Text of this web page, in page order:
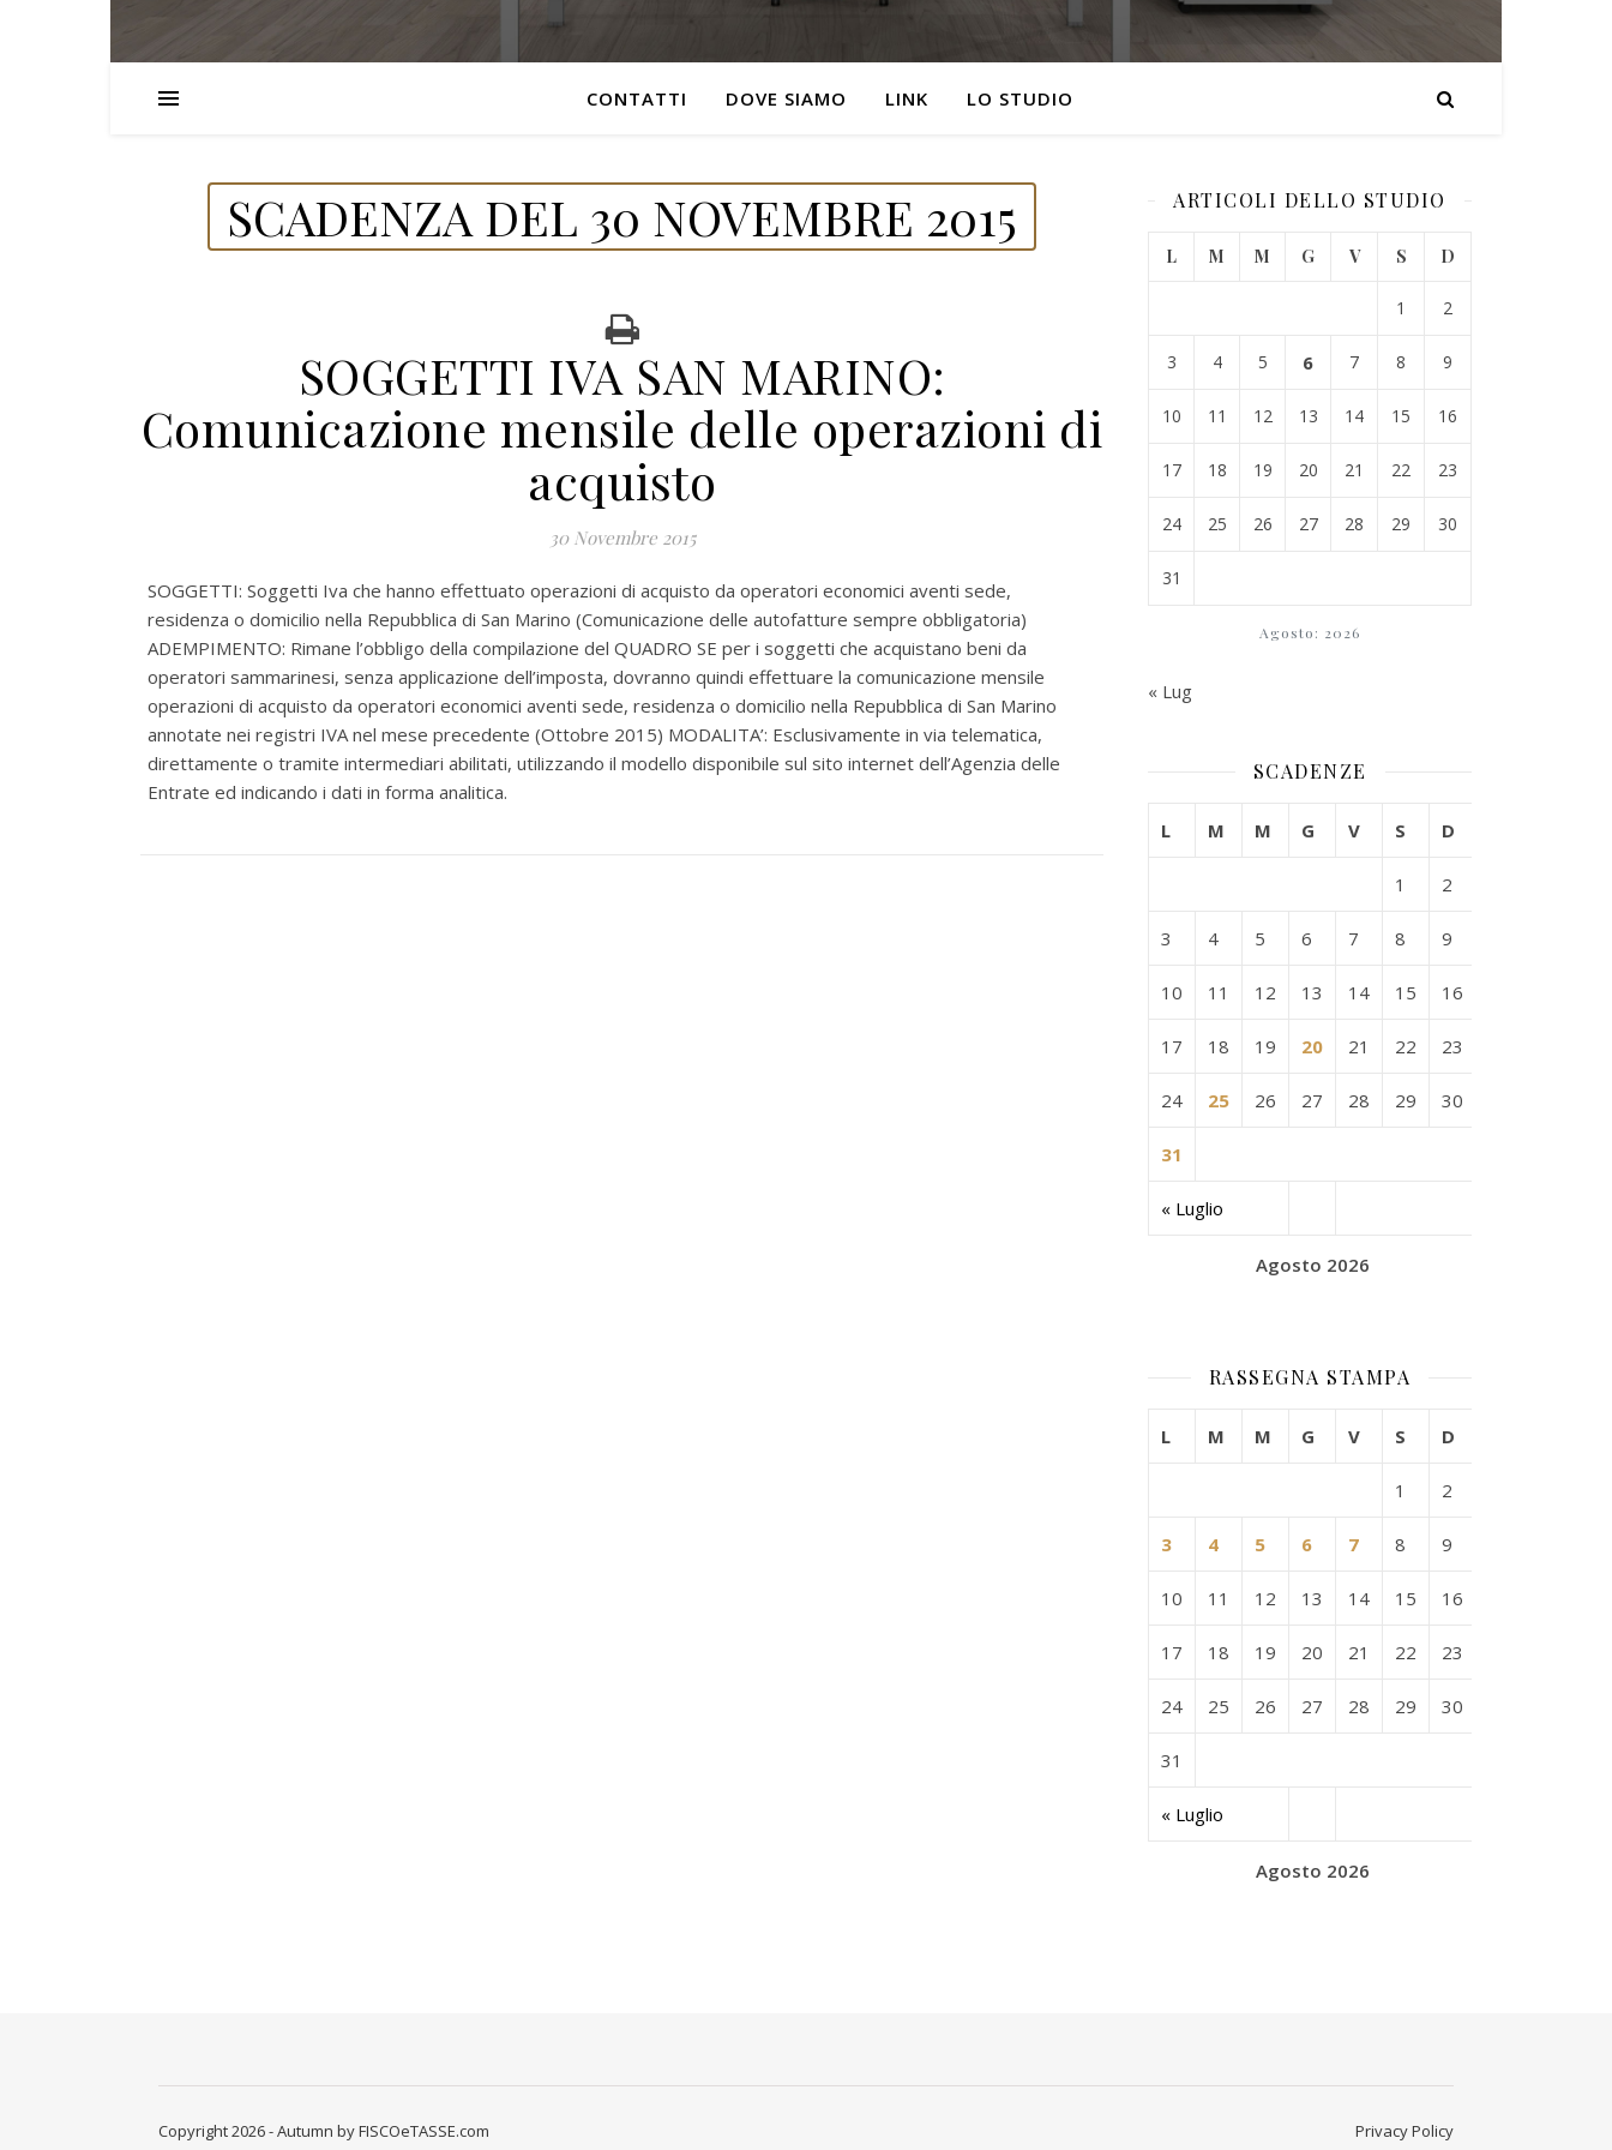
CONTATTI DOVE SIAMO LINK LO STUDIO
SCADENZA DEL 30 NOVEMBRE 2015
SOGGETTI IVA SAN MARINO:
Comunicazione mensile delle operazioni di
acquisto
30 Novembre 2015
SOGGETTI: Soggetti Iva che hanno effettuato operazioni di acquisto da operatori economici aventi sede,
residenza o domicilio nella Repubblica di San Marino (Comunicazione delle autofatture sempre obbligatoria)
ADEMPIMENTO: Rimane l’obbligo della compilazione del QUADRO SE per i soggetti che acquistano beni da
operatori sammarinesi, senza applicazione dell’imposta, dovranno quindi effettuare la comunicazione mensile
operazioni di acquisto da operatori economici aventi sede, residenza o domicilio nella Repubblica di San Marino
annotate nei registri IVA nel mese precedente (Ottobre 2015) MODALITA’: Esclusivamente in via telematica,
direttamente o tramite intermediari abilitati, utilizzando il modello disponibile sul sito internet dell’Agenzia delle
Entrate ed indicando i dati in forma analitica.
ARTICOLI DELLO STUDIO
Agosto: 2026
L M M G V S D
1 2
3 4 5 6 7 8 9
10 11 12 13 14 15 16
17 18 19 20 21 22 23
24 25 26 27 28 29 30
31
« Lug
SCADENZE
Agosto 2026
L M M G V S D
« Luglio
1 2
3 4 5 6 7 8 9
10 11 12 13 14 15 16
17 18 19 20 21 22 23
24 25 26 27 28 29 30
31
RASSEGNA STAMPA
Agosto 2026
L M M G V S D
« Luglio
1 2
3 4 5 6 7 8 9
10 11 12 13 14 15 16
17 18 19 20 21 22 23
24 25 26 27 28 29 30
31
Privacy Policy
Copyright 2026 - Autumn by FISCOeTASSE.com